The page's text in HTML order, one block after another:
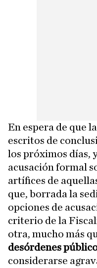
En espera de que
escritos de
los próximos días,
acusación formal
artífices de
que, borrada la
opciones de
criterio de la
otra, mucho más
desórdenes
considerarse